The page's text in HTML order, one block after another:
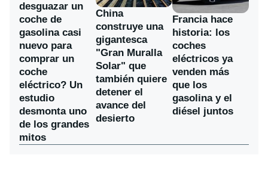
desguazar un
coche de
gasolina casi
nuevo para
comprar un
coche
eléctrico? Un
estudio
desmonta uno
de los grandes
mitos
China
construye una
gigantesca
"Gran Muralla
Solar" que
también quiere
detener el
avance del
desierto
Francia hace
historia: los
coches
eléctricos ya
venden más
que los
gasolina y el
diésel juntos